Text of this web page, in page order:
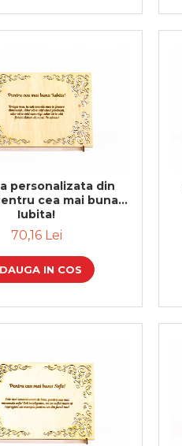
personalizata din
cea mai buna
Iubita!
70,16 Lei
IN COS